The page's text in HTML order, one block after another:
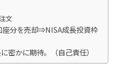
文
座分を売却⇒NISA成長投資枠
密かに期待。（自己責任）